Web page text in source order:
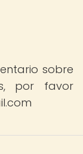
sobre
por favor